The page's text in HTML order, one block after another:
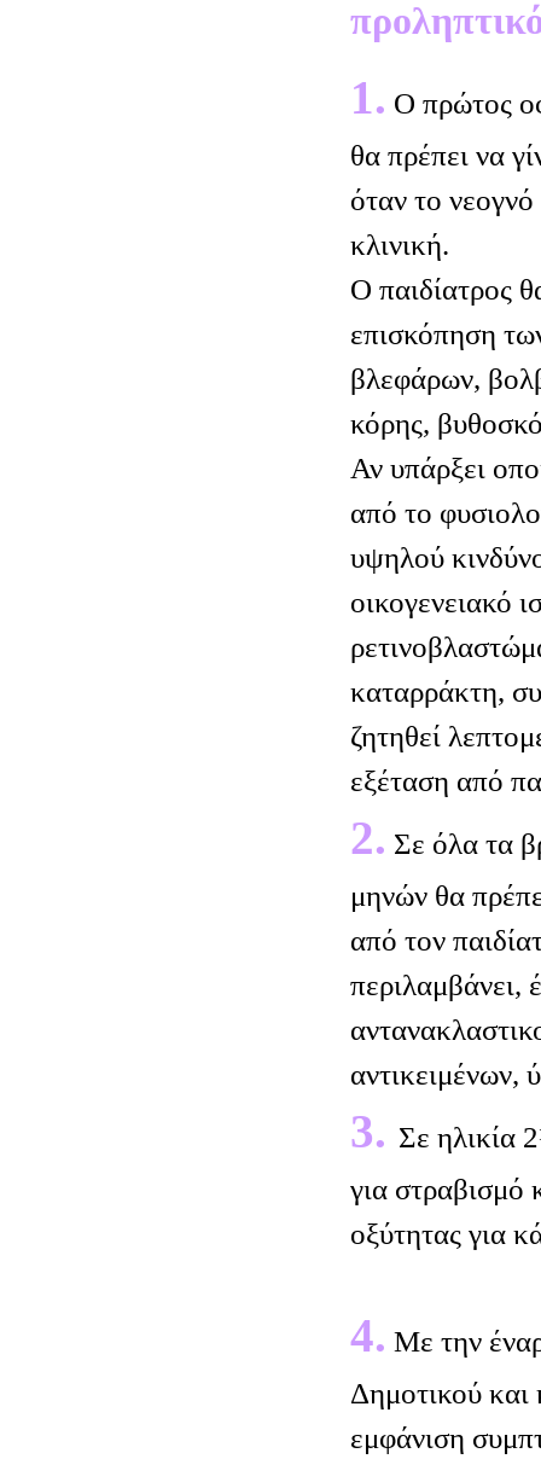
1. Ο πρώτος
θα πρέπει να
όταν το
κλινική.
Ο παιδίατρος
επισκόπηση
βλεφάρων,
κόρης,
Αν υπάρξει
από το
υψηλού
οικογενειακό
καταρράκτη,
ζητηθεί
εξέταση από
2. Σε όλα τα
μηνών θα
από τον
περιλαμβάνει,
αντικειμένων,
3. Σε ηλικία
για στραβισμό
οξύτητας για
4. Με την
Δημοτικού και
εμφάνιση